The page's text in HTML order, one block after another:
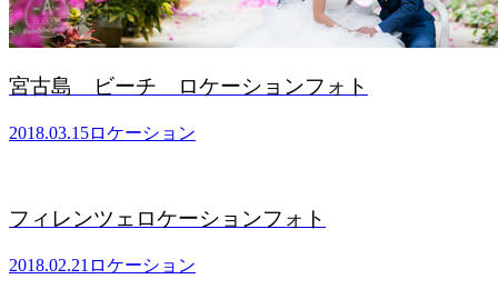
宮古島 ビーチ ロケーションフォト
2018.03.15ロケーション
フィレンツェロケーションフォト
2018.02.21 ロケーション